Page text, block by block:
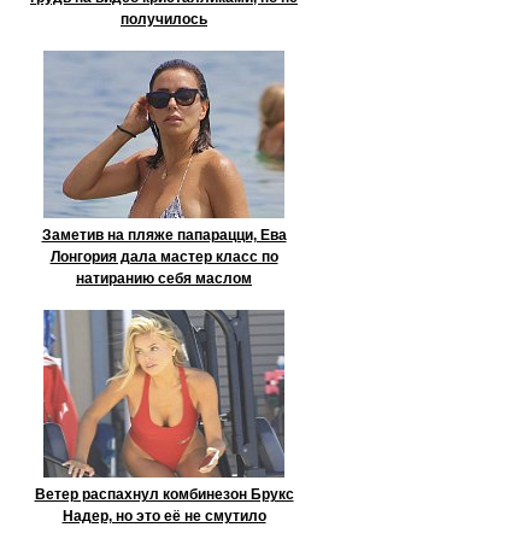
получилось
Заметив на пляже папарацци, Ева
Лонгория дала мастер класс по
натиранию себя маслом
Ветер распахнул комбинезон Брукс
Надер, но это её не смутило